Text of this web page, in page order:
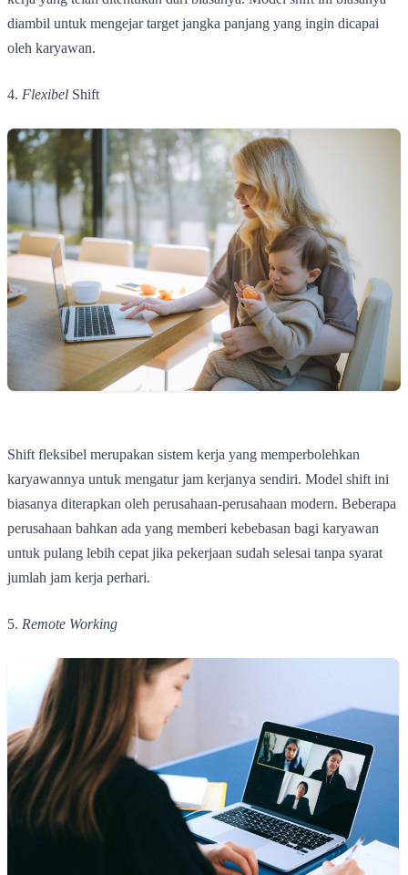
diambil untuk mengejar target jangka panjang yang ingin dicapai
oleh karyawan.
4. Flexibel Shift
Shift fleksibel merupakan sistem kerja yang memperbolehkan
karyawannya untuk mengatur jam kerjanya sendiri. Model shift ini
biasanya diterapkan oleh perusahaan-perusahaan modern. Beberapa
perusahaan bahkan ada yang memberi kebebasan bagi karyawan
untuk pulang lebih cepat jika pekerjaan sudah selesai tanpa syarat
jumlah jam kerja perhari.
5. Remote Working